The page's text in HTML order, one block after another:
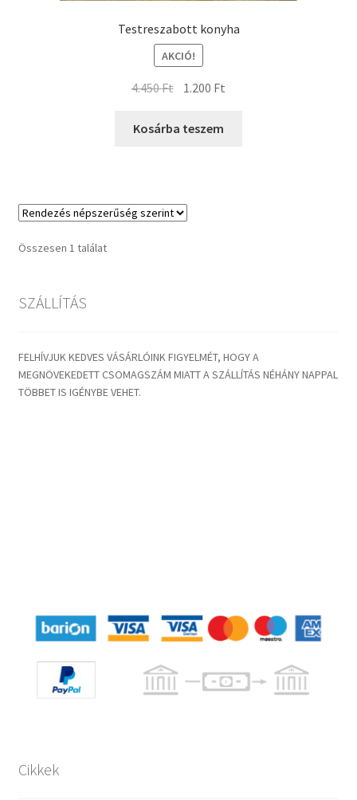
Testreszabott konyha
AKCIÓ!
4.450Ft Original
was:
1.200 Ft
Kosárba teszem
Összesen 1 találat
SZÁLLÍTÁS
FELHÍVJUK KEDVES VÁSÁRLÓINK FIGYELMÉT, HOGY A
MEGNÖVEKEDETT CSOMAGSZÁM MIATT A SZÁLLÍTÁS NÉHÁNY NAPPAL
TÖBBET IS IGÉNYBE VEHET.
Cikkek